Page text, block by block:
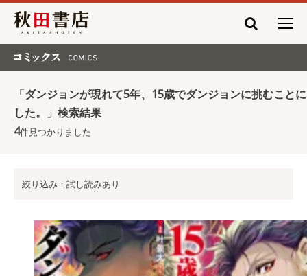
秋田書店
「ダンジョンが現れて5年、15歳でダンジョンに挑むことに
した。」検索結果
4件見つかりました
絞り込み：試し読みあり